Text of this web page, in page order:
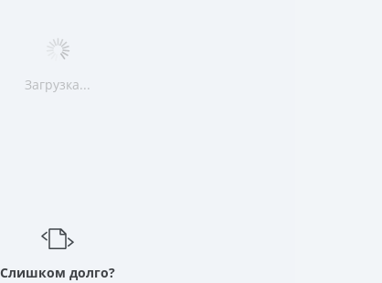
Загрузка...
Слишком долго?